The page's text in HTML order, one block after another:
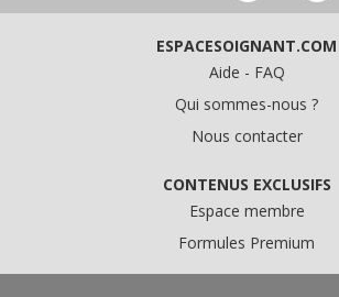
ESPACESOIGNANT.COM
Aide - FAQ
Qui sommes-nous ?
Nous contacter
CONTENUS EXCLUSIFS
Espace membre
Formules Premium